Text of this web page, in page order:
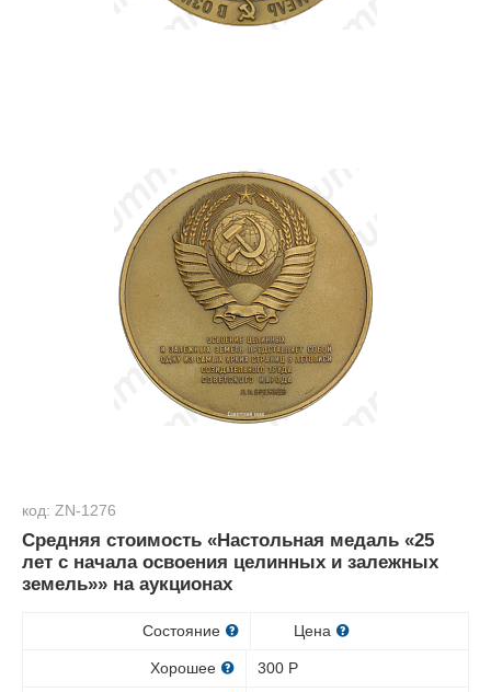
код: ZN-1276
Средняя стоимость «Настольная медаль «25
лет с начала освоения целинных и залежных
земель»» на аукционах
Состояние Цена
Хорошее 300 Р